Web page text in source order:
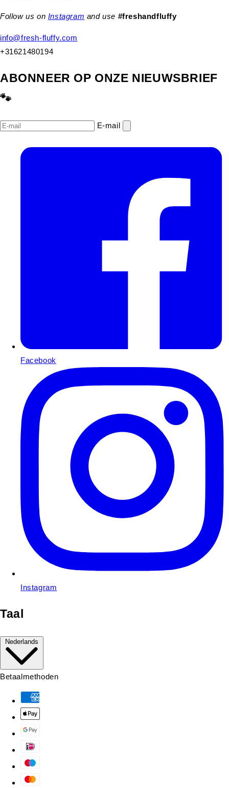
Follow us on Instagram and use #freshandfluffy
info@fresh-fluffy.com
+31621480194
ABONNEER OP ONZE NIEUWSBRIEF
🐾
E‑mail
Facebook
Instagram
Taal
Nederlands
Betaalmethoden